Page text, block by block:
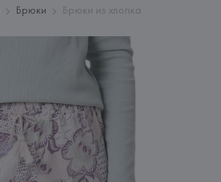
Брюки Брюки из хлопка